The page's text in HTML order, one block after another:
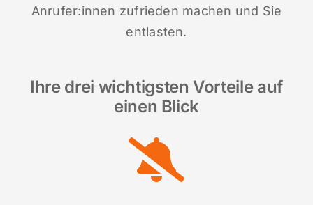
Anrufer:innen zufrieden machen und Sie
entlasten.
Ihre drei wichtigsten Vorteile auf
einen Blick